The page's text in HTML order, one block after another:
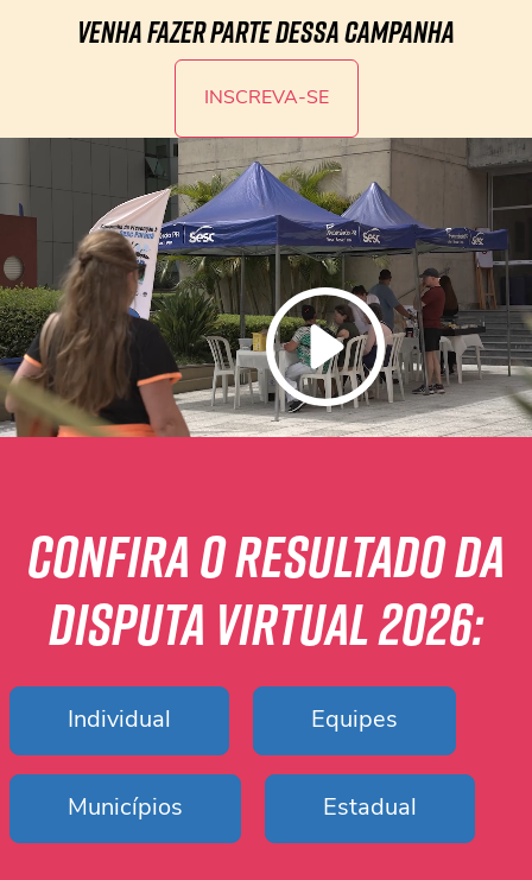
Venha fazer parte dessa campanha
INSCREVA-SE
Confira o resultado da
disputa virtual 2026:
Individual Equipes
Municípios Estadual